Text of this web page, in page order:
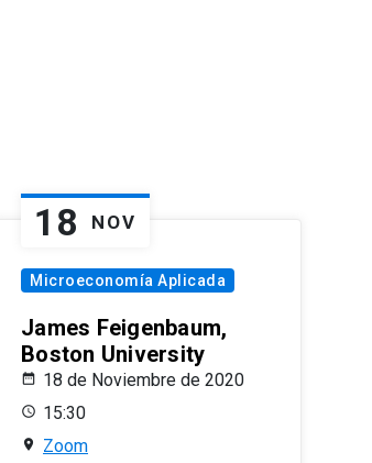
18 NOV
Microeconomía Aplicada
James Feigenbaum,
Boston University
18 de Noviembre de 2020
15:30
Zoom